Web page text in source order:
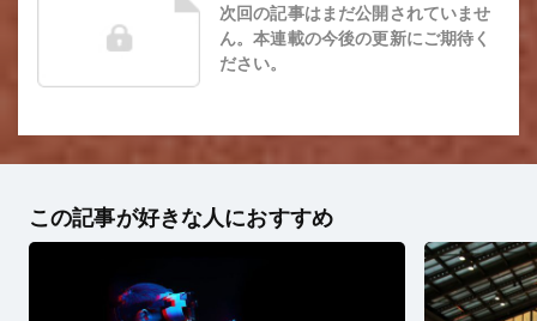
次回の記事はまだ公開されていませ
ん。本連載の今後の更新にご期待く
ださい。
この記事が好きな人におすすめ